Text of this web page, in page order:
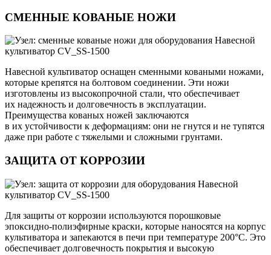
СМЕННЫЕ КОВАНЫЕ НОЖИ
Навесной культиватор оснащен сменными коваными ножами,
которые крепятся на болтовом соединении. Эти ножи
изготовлены из высокопрочной стали, что обеспечивает
их надежность и долговечность в эксплуатации.
Преимущества кованых ножей заключаются
в их устойчивости к деформациям: они не гнутся и не тупятся
даже при работе с тяжелыми и сложными грунтами.
ЗАЩИТА ОТ КОРРОЗИИ
Для защиты от коррозии используются порошковые
эпоксидно-полиэфирные краски, которые наносятся на корпус
культиватора и запекаются в печи при температуре 200°C. Это
обеспечивает долговечность покрытия и высокую